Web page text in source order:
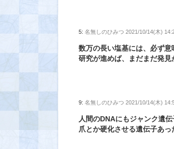
5:名無しのひみつ 2021/10/14(木)
数万の長い塩基には、必ず意
研究が進めば、まだまだ発見
9:名無しのひみつ 2021/10/14(木)
人間のDNAにもジャンク遺
爪とか硬化させる遺伝子あ